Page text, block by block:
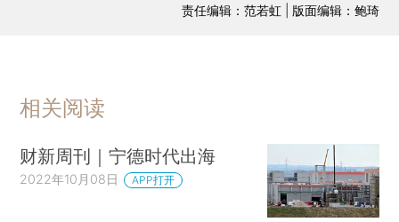
责任编辑：范若虹 | 版面编辑：鲍琦
相关阅读
财新周刊｜宁德时代出海
2022年10月08日 APP打开